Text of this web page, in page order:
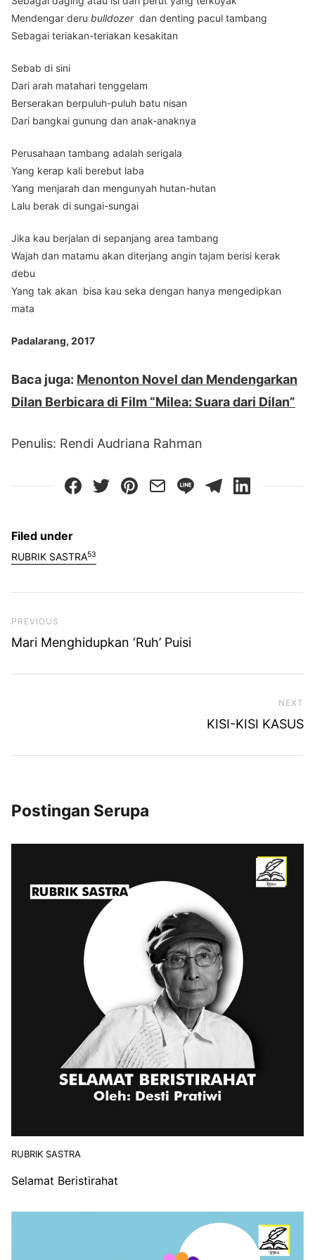
Mendengar deru bulldozer dan denting pacul tambang
Sebagai teriakan-teriakan kesakitan
Sebab di sini
Dari arah matahari tenggelam
Berserakan berpuluh-puluh batu nisan
Dari bangkai gunung dan anak-anaknya
Perusahaan tambang adalah serigala
Yang kerap kali berebut laba
Yang menjarah dan mengunyah hutan-hutan
Lalu berak di sungai-sungai
Jika kau berjalan di sepanjang area tambang
Wajah dan matamu akan diterjang angin tajam berisi kerak
debu
Yang tak akan bisa kau seka dengan hanya mengedipkan
mata
Padalarang, 2017
Baca juga: Menonton Novel dan Mendengarkan
Dilan Berbicara di Film “Milea: Suara dari Dilan”
Penulis: Rendi Audriana Rahman
Filed under
RUBRIK SASTRA53
Previous Post
PREVIOUS
Mari Menghidupkan ‘Ruh’ Puisi
NEXT
KISI-KISI KASUS
Postingan Serupa
RUBRIK SASTRA
Selamat Beristirahat